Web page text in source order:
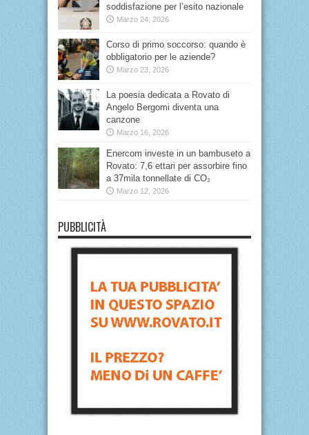
soddisfazione per l’esito nazionale
Marzo 24, 2026
Corso di primo soccorso: quando è
obbligatorio per le aziende?
Marzo 23, 2026
La poesia dedicata a Rovato di
Angelo Bergomi diventa una
canzone
Marzo 16, 2026
Enercom investe in un bambuseto a
Rovato: 7,6 ettari per assorbire fino
a 37mila tonnellate di CO₂
Marzo 12, 2026
PUBBLICITÀ